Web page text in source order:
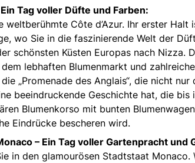
Tag voller Düfte und Farben:
weltberühmte Côte d’Azur. Ihr erster
wo Sie in die faszinierende Welt der
schönsten Küsten Europas nach Nizza.
lebhaften Blumenmarkt und
„Promenade des Anglais“, die nicht
beeindruckende Geschichte hat, die bis
Blumenkorso mit bunten
Eindrücke bescheren wird.
– Ein Tag voller Gartenpracht und
in den glamourösen Stadtstaat Monaco.